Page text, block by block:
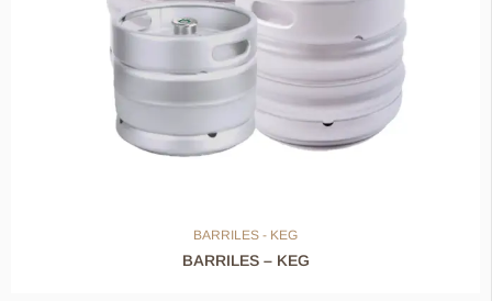
BARRILES - KEG
BARRILES – KEG